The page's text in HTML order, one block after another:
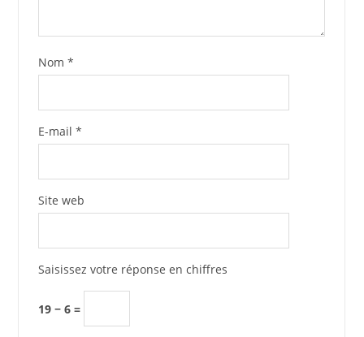
Nom *
E-mail *
Site web
Saisissez votre réponse en chiffres
19 − 6 =